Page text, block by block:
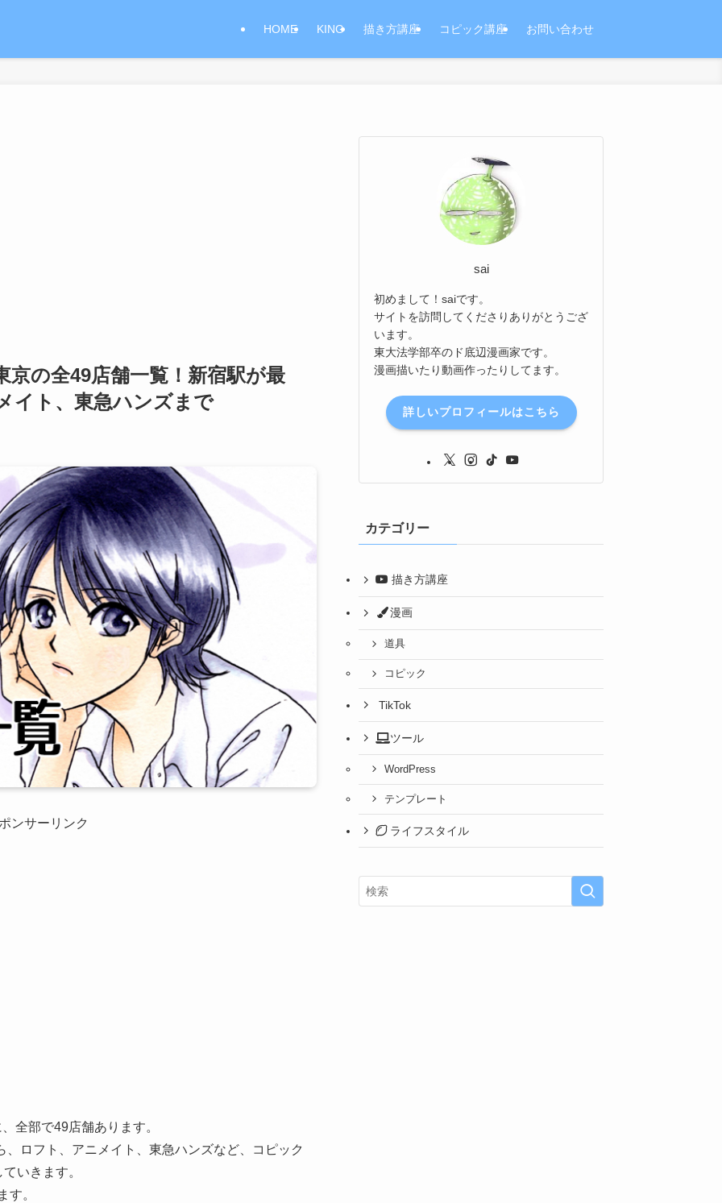
HOME KING 描き方講座 コピック講座 お問い合わせ
京の全49店舗一覧！新宿駅が最
イト、東急ハンズまで
ンサーリンク
全部で49店舗あります。
ロフト、アニメイト、東急ハンズなど、コピック
いきます。
す。
sai
初めまして！saiです。
サイトを訪問してくださりありがとうござ
います。
東大法学部卒のド底辺漫画家です。
漫画描いたり動画作ったりしてます。
詳しいプロフィールはこちら
カテゴリー
描き方講座
漫画
道具
コピック
TikTok
ツール
WordPress
テンプレート
ライフスタイル